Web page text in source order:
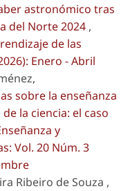
astronómico tras
del Norte 2024 ,
de las
Enero - Abril
sobre la enseñanza
la ciencia: el caso
y
Vol. 20 Núm. 3
Ribeiro de Souza ,